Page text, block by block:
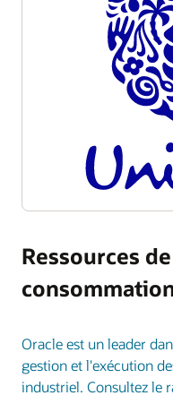
Ressources
Oracle est un leader
gestion et l'exécution
industriel. Consultez le